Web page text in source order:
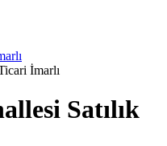
İmarlı
Satılık